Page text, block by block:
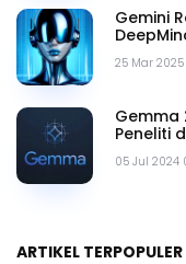
25 Mar
Gemini
05 Jul 2024
Gemma
Peneliti
ARTIKEL